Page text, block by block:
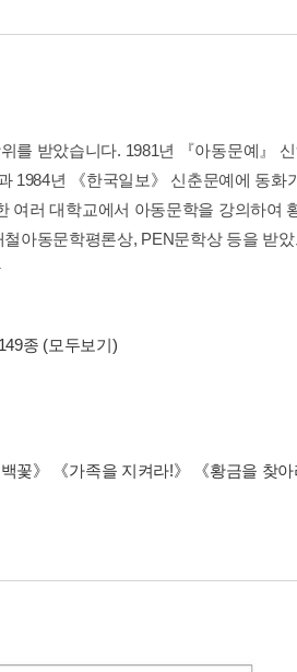
를 받았습니다. 1981년 『아동문예』
1984년 《한국일보》 신춘문예에 동화
여러 대학교에서 아동문학을 강의하여
아동문학평론상, PEN문학상 등을 받
종 (모두보기)
꽃》 《가족을 지켜라!》 《황금을 찾